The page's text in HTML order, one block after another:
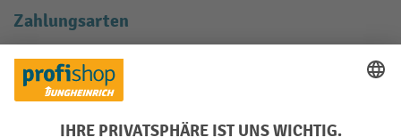
Zahlungsarten
Creditcard (Master)